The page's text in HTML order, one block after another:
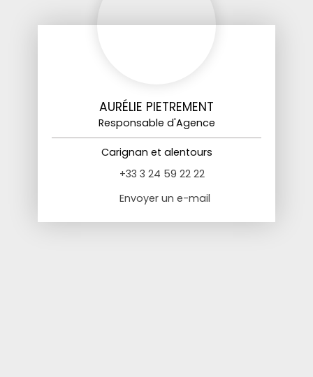
AURÉLIE PIETREMENT
Responsable d'Agence
Carignan et alentours
+33 3 24 59 22 22
Envoyer un e-mail